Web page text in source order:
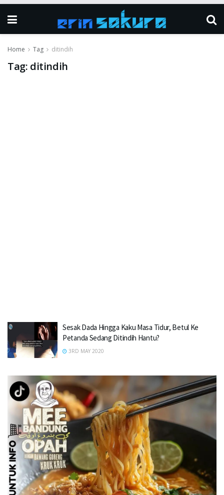
Home Tag ditindih
Tag: ditindih
Sesak Dada Hingga Kaku Masa Tidur, Betul Ke
Petanda Sedang Ditindih Hantu?
3RD MAY 2020